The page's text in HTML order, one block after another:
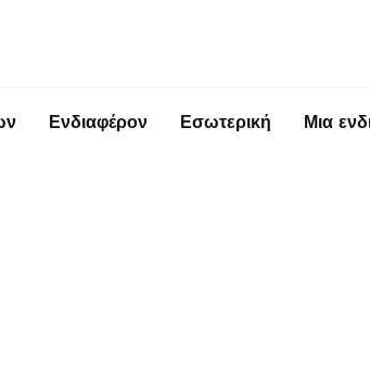
Ενδιαφέρον Εσωτερική Μια